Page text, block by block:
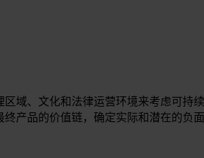
域、文化和法律运营环境来考虑可持
产品的价值链，确定实际和潜在的负